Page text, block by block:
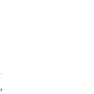
,